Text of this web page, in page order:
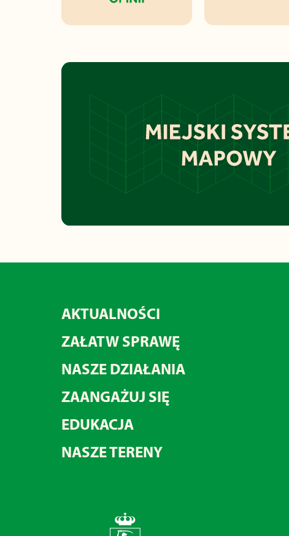
AKTUALNOŚCI
ZAŁATW SPRAWĘ
NASZE DZIAŁANIA
ZAANGAŻUJ SIĘ
EDUKACJA
NASZE TERENY